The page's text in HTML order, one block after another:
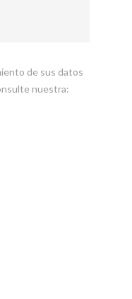
de sus datos
nuestra: